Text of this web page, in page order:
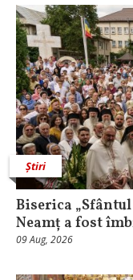
Știri
Biserica
Neamț a fost
09 Aug, 2026